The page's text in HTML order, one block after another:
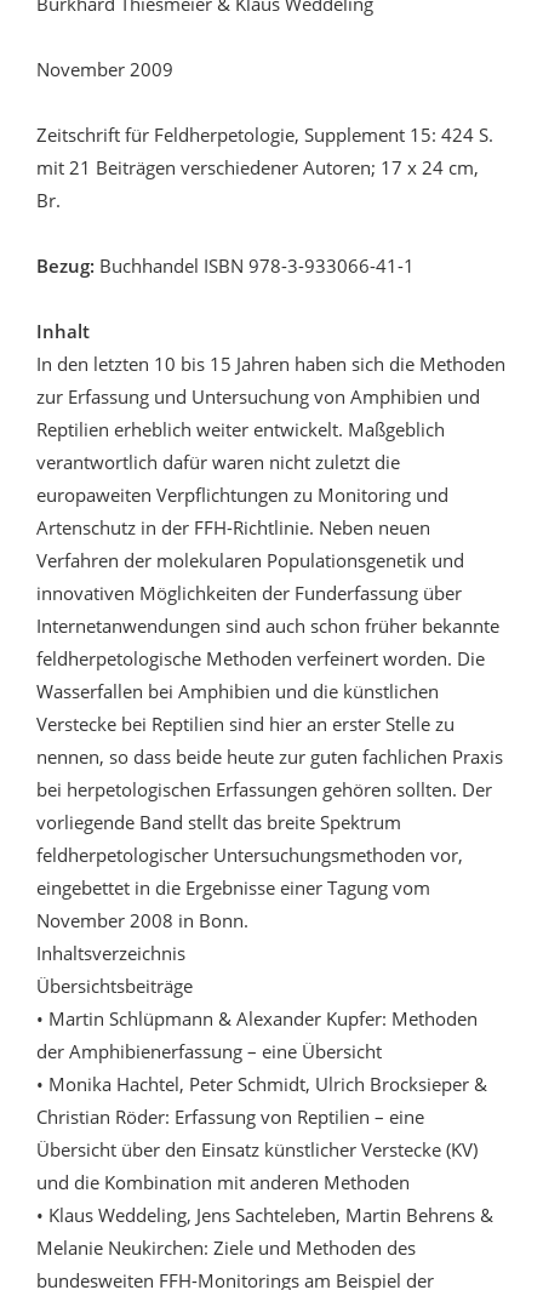
November 2009
Zeitschrift für Feldherpetologie, Supplement 15: 424 S.
mit 21 Beiträgen verschiedener Autoren; 17 x 24 cm,
Br.
Bezug: Buchhandel ISBN 978-3-933066-41-1
Inhalt
In den letzten 10 bis 15 Jahren haben sich die Methoden
zur Erfassung und Untersuchung von Amphibien und
Reptilien erheblich weiter entwickelt. Maßgeblich
verantwortlich dafür waren nicht zuletzt die
europaweiten Verpflichtungen zu Monitoring und
Artenschutz in der FFH-Richtlinie. Neben neuen
Verfahren der molekularen Populationsgenetik und
innovativen Möglichkeiten der Funderfassung über
Internetanwendungen sind auch schon früher bekannte
feldherpetologische Methoden verfeinert worden. Die
Wasserfallen bei Amphibien und die künstlichen
Verstecke bei Reptilien sind hier an erster Stelle zu
nennen, so dass beide heute zur guten fachlichen Praxis
bei herpetologischen Erfassungen gehören sollten. Der
vorliegende Band stellt das breite Spektrum
feldherpetologischer Untersuchungsmethoden vor,
eingebettet in die Ergebnisse einer Tagung vom
November 2008 in Bonn.
Inhaltsverzeichnis
Übersichtsbeiträge
• Martin Schlüpmann & Alexander Kupfer: Methoden
der Amphibienerfassung – eine Übersicht
• Monika Hachtel, Peter Schmidt, Ulrich Brocksieper &
Christian Röder: Erfassung von Reptilien – eine
Übersicht über den Einsatz künstlicher Verstecke (KV)
und die Kombination mit anderen Methoden
• Klaus Weddeling, Jens Sachteleben, Martin Behrens &
Melanie Neukirchen: Ziele und Methoden des
bundesweiten FFH-Monitorings am Beispiel der